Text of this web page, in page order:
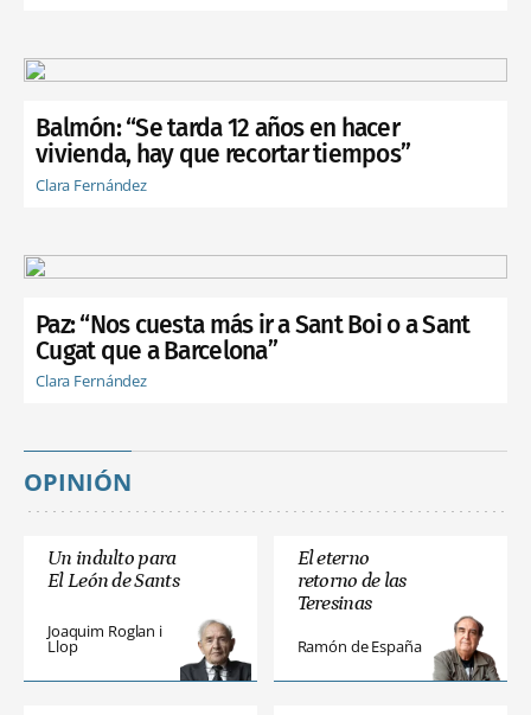
Balmón: “Se tarda 12 años en hacer
vivienda, hay que recortar tiempos”
Clara Fernández
Paz: “Nos cuesta más ir a Sant Boi o a Sant
Cugat que a Barcelona”
Clara Fernández
OPINIÓN
Un indulto para
El León de Sants
Joaquim Roglan i
Llop
El eterno
retorno de las
Teresinas
Ramón de España